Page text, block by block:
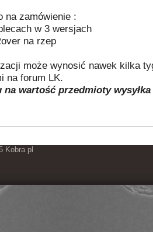
na zamówienie :
w 3 wersjach
na rzep
może wynosić nawek kilka
na forum LK.
na wartość przedmioty
Kobra pl